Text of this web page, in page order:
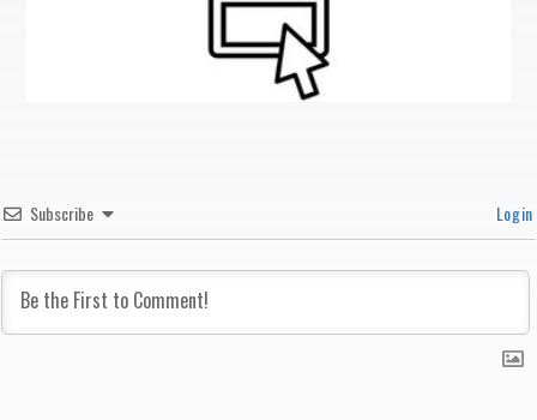
Subscribe Login